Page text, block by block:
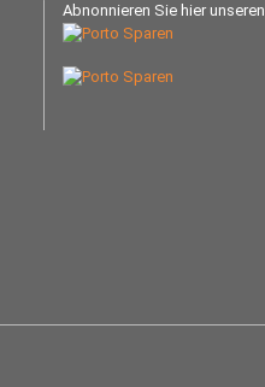
Abnonnieren Sie hier unseren